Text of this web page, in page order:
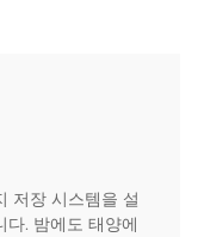
저장 시스템을 설
. 밤에도 태양에